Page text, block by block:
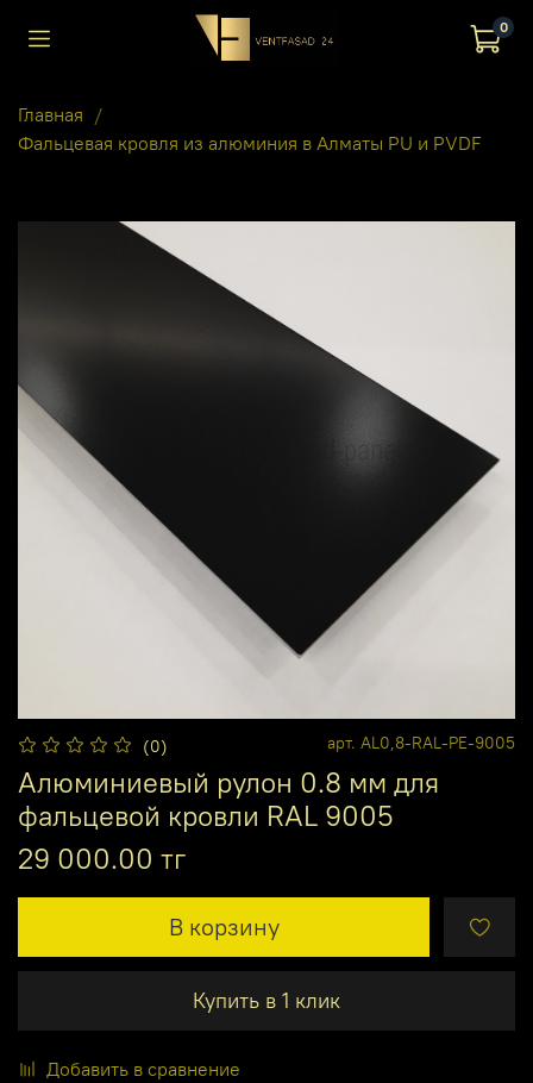
0
Главная
Фальцевая кровля из алюминия в Алматы PU и PVDF
(0) арт. AL0,8-RAL-PE-9005
Алюминиевый рулон 0.8 мм для
фальцевой кровли RAL 9005
29 000.00 тг
В корзину
Купить в 1 клик
Добавить в сравнение